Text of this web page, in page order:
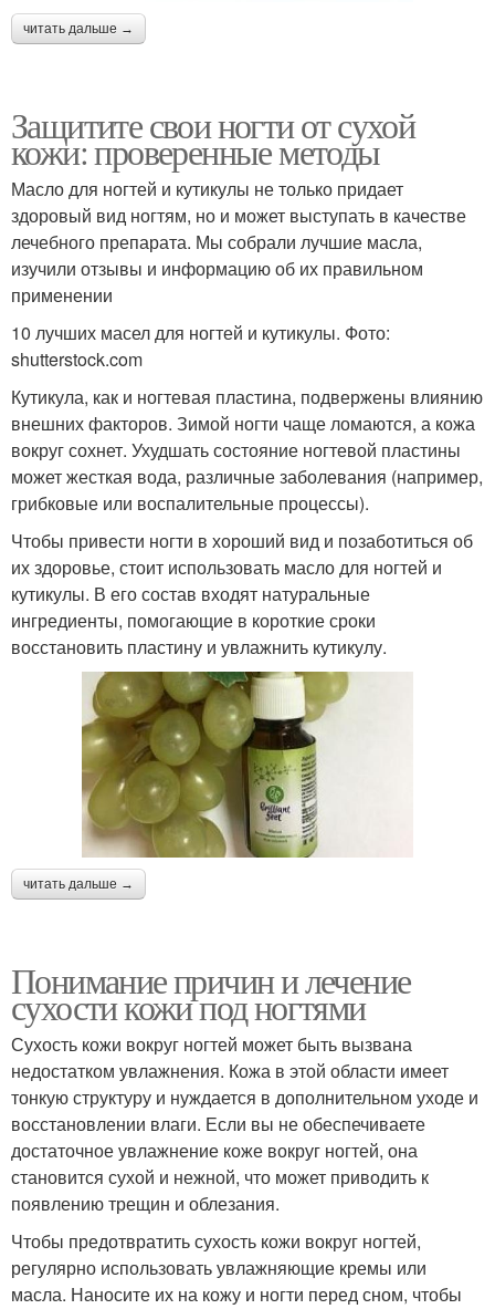
читать дальше →
Защитите свои ногти от сухой
кожи: проверенные методы
Масло для ногтей и кутикулы не только придает
здоровый вид ногтям, но и может выступать в качестве
лечебного препарата. Мы собрали лучшие масла,
изучили отзывы и информацию об их правильном
применении
10 лучших масел для ногтей и кутикулы. Фото:
shutterstock.com
Кутикула, как и ногтевая пластина, подвержены влиянию
внешних факторов. Зимой ногти чаще ломаются, а кожа
вокруг сохнет. Ухудшать состояние ногтевой пластины
может жесткая вода, различные заболевания (например,
грибковые или воспалительные процессы).
Чтобы привести ногти в хороший вид и позаботиться об
их здоровье, стоит использовать масло для ногтей и
кутикулы. В его состав входят натуральные
ингредиенты, помогающие в короткие сроки
восстановить пластину и увлажнить кутикулу.
читать дальше →
Понимание причин и лечение
сухости кожи под ногтями
Сухость кожи вокруг ногтей может быть вызвана
недостатком увлажнения. Кожа в этой области имеет
тонкую структуру и нуждается в дополнительном уходе и
восстановлении влаги. Если вы не обеспечиваете
достаточное увлажнение коже вокруг ногтей, она
становится сухой и нежной, что может приводить к
появлению трещин и облезания.
Чтобы предотвратить сухость кожи вокруг ногтей,
регулярно использовать увлажняющие кремы или
масла. Наносите их на кожу и ногти перед сном, чтобы